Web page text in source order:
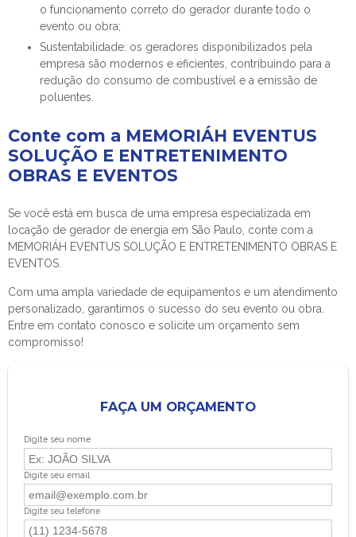
o funcionamento correto do gerador durante todo o
evento ou obra;
Sustentabilidade: os geradores disponibilizados pela
empresa são modernos e eficientes, contribuindo para a
redução do consumo de combustível e a emissão de
poluentes.
Conte com a MEMORIÁH EVENTUS
SOLUÇÃO E ENTRETENIMENTO
OBRAS E EVENTOS
Se você está em busca de uma empresa especializada em
locação de gerador de energia em São Paulo, conte com a
MEMORIÁH EVENTUS SOLUÇÃO E ENTRETENIMENTO OBRAS E
EVENTOS.
Com uma ampla variedade de equipamentos e um atendimento
personalizado, garantimos o sucesso do seu evento ou obra.
Entre em contato conosco e solicite um orçamento sem
compromisso!
FAÇA UM ORÇAMENTO
Digite seu nome
Digite seu email
Digite seu telefone